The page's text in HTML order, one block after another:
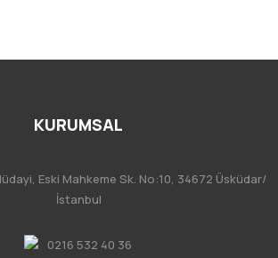
KURUMSAL
Eski Mahkeme Sk. No:10, 34672 Üsküdar/
İstanbul
0216 532 40 36